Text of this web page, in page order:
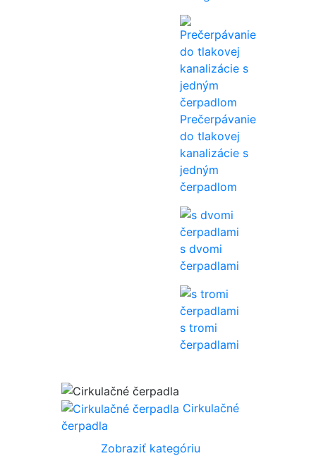
Prečerpávanie
do tlakovej
kanalizácie s
jedným
čerpadlom
s dvomi
čerpadlami
s tromi
čerpadlami
Cirkulačné
čerpadla
Zobraziť kategóriu